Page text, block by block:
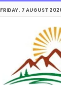
FRIDAY , 7 AUGUST